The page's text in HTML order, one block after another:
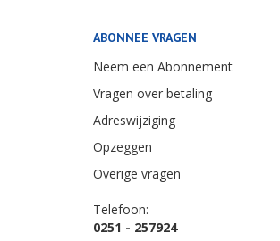
ABONNEE VRAGEN
Neem een Abonnement
Vragen over betaling
Adreswijziging
Opzeggen
Overige vragen
Telefoon:
0251 - 257924